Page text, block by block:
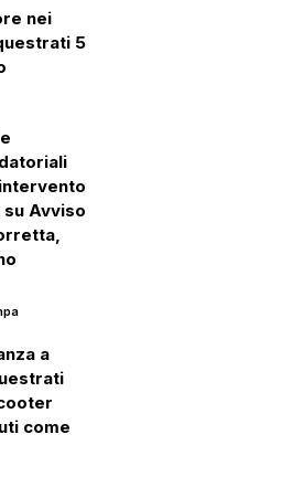
nei
5
su Avviso
a
come